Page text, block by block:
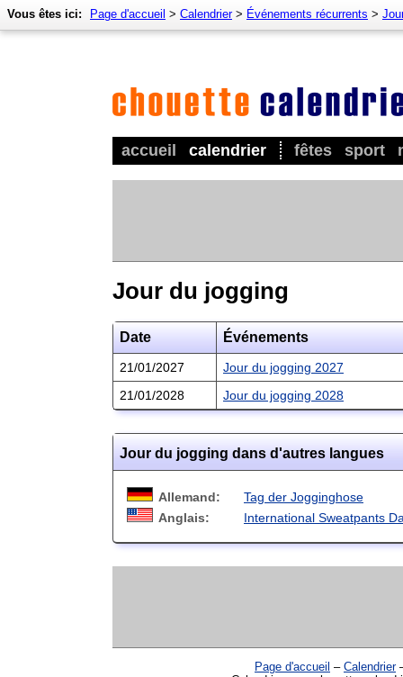
accueil calendrier fêtes sport
Vous êtes ici: Page d'accueil > Calendrier> Événements récurrents >
Jour du jogging
Date Événements
21/01/2027
Jour du jogging 2027
21/01/2028
Jour du jogging 2028
Jour du jogging dans d'autres langues
Allemand:
Tag der Jogginghose
Anglais:
International Sweatpants
Page d'accueil – Calendrier